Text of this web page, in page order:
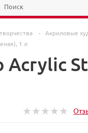
- Акриловые
1 л
Acrylic